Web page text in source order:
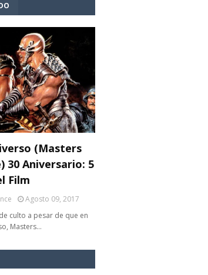
(Masters
30 Aniversario: 5
Film
Agosto 09, 2017
culto a pesar de que en
Masters…